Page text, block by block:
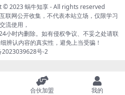
© 2023蜗牛知享- All rights reserved
联网公开收集，不代表本站立场，仅限学习
交流使用，
小时内删除。如有侵权争议、不妥之处请联
辨认内容的真实性，避免上当受骗！
2023039628号-2
合伙加盟 我的